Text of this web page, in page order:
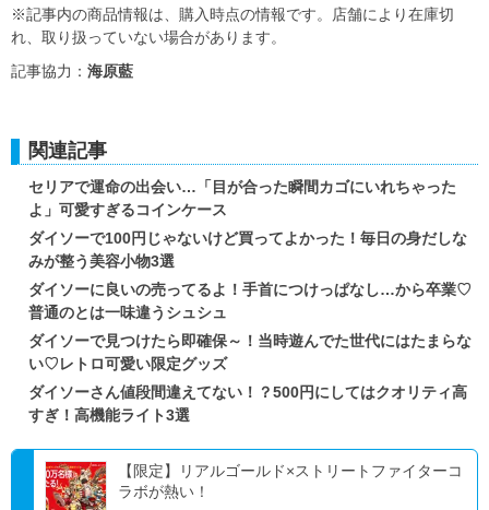
※記事内の商品情報は、購入時点の情報です。店舗により在庫切
れ、取り扱っていない場合があります。
記事協力： 海原藍
関連記事
セリアで運命の出会い…「目が合った瞬間カゴにいれちゃった
よ」可愛すぎるコインケース
ダイソーで100円じゃないけど買ってよかった！毎日の身だしな
みが整う美容小物3選
ダイソーに良いの売ってるよ！手首につけっぱなし…から卒業♡
普通のとは一味違うシュシュ
ダイソーで見つけたら即確保～！当時遊んでた世代にはたまらな
い♡レトロ可愛い限定グッズ
ダイソーさん値段間違えてない！？500円にしてはクオリティ高
すぎ！高機能ライト3選
【限定】リアルゴールド×ストリートファイターコ
ラボが熱い！